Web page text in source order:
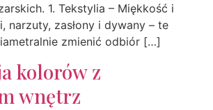
1. Tekstylia – Miękkość i
narzuty, zasłony i dywany – te
zmienić odbiór […]
kolorów z
wnętrz